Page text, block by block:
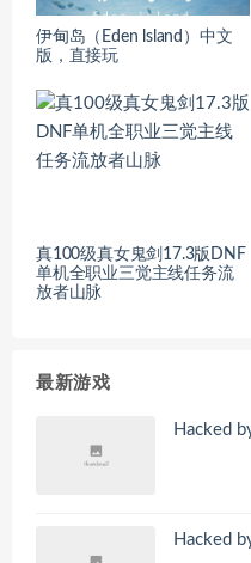
伊甸岛（Eden lsland）中文
版，直接玩
真100级真女鬼剑17.3版DNF
单机全职业三觉主线任务流
放者山脉
最新游戏
Hacked
Hacked